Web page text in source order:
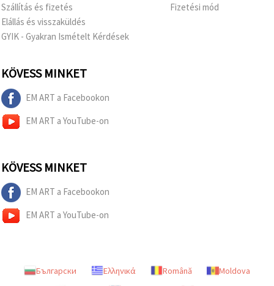
Szállítás és fizetés
Elállás és visszaküldés
GYIK - Gyakran Ismételt Kérdések
Fizetési mód
KÖVESS MINKET
EM ART a Facebookon
EM ART a YouTube-on
KÖVESS MINKET
EM ART a Facebookon
EM ART a YouTube-on
Български Ελληνικά Română
Moldova